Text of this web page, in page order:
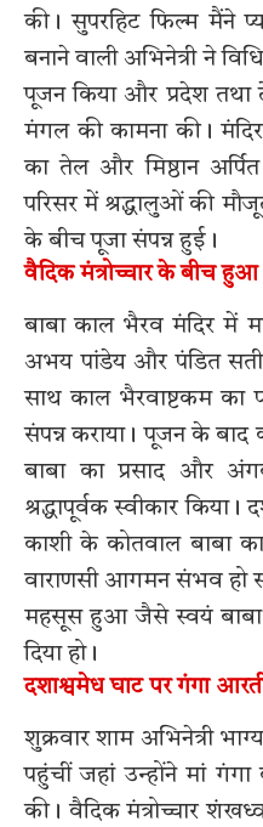
की। सुपरहिट फिल्म मैंने
बनाने वाली अभिनेत्री ने
पूजन किया और प्रदेश
मंगल की कामना की। मंदिर
का तेल और मिष्ठान
परिसर में श्रद्धालुओं की
के बीच पूजा संपन्न हुई।
वैदिक मंत्रोच्चार के बीच
बाबा काल भैरव मंदिर में
अभय पांडेय और पंडित
साथ काल भैरवाष्टकम का
संपन्न कराया। पूजन के बाद
बाबा का प्रसाद और
श्रद्धापूर्वक स्वीकार किया।
काशी के कोतवाल बाबा
वाराणसी आगमन संभव हो
महसूस हुआ जैसे स्वयं बाबा
दिया हो।
दशाश्वमेध घाट पर गंगा
शुक्रवार शाम अभिनेत्री
पहुंचीं जहां उन्होंने मां
की। वैदिक मंत्रोच्चार